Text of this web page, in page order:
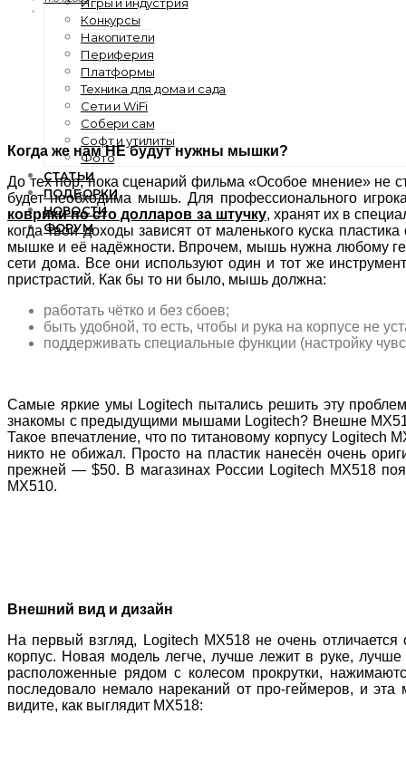
Конкурсы
Накопители
Периферия
Платформы
Техника для дома и сада
Сети и WiFi
Собери сам
Софт и утилиты
Фото
СТАТЬИ
ПОДБОРКИ
НОВОСТИ
ФОРУМ
Когда же нам НЕ будут нужны мышки?
До тех пор, пока сценарий фильма «Особое мнение» не
будет необходима мышь. Для профессионального
коврики по сто долларов за штучку, хранят их в
когда твои доходы зависят от маленького куска
мышке и её надёжности. Впрочем, мышь нужна любому
сети дома. Все они используют один и тот же
пристрастий. Как бы то ни было, мышь должна:
работать чётко и без сбоев;
быть удобной, то есть, чтобы и рука на корпусе не
поддерживать специальные функции (настройку
Самые яркие умы Logitech пытались решить эту
знакомы с предыдущими мышами Logitech? Внешне
Такое впечатление, что по титановому корпусу Logitech
никто не обижал. Просто на пластик нанесён очень
прежней — $50. В магазинах России Logitech MX518
MX510.
Внешний вид и дизайн
На первый взгляд, Logitech MX518 не очень
корпус. Новая модель легче, лучше лежит в руке,
расположенные рядом с колесом прокрутки,
последовало немало нареканий от про-геймеров, и
видите, как выглядит MX518: